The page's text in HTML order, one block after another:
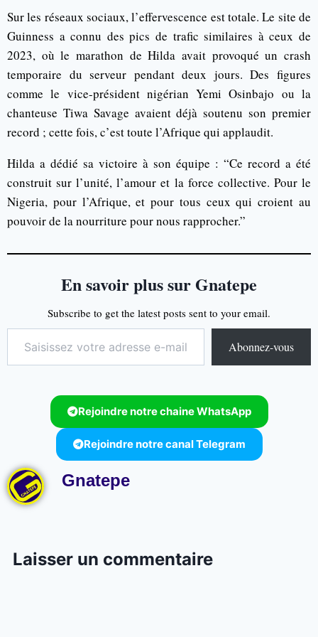
Sur les réseaux sociaux, l’effervescence est totale. Le site de
Guinness a connu des pics de trafic similaires à ceux de
2023, où le marathon de Hilda avait provoqué un crash
temporaire du serveur pendant deux jours. Des figures
comme le vice-président nigérian Yemi Osinbajo ou la
chanteuse Tiwa Savage avaient déjà soutenu son premier
record ; cette fois, c’est toute l’Afrique qui applaudit.
Hilda a dédié sa victoire à son équipe : “Ce record a été
construit sur l’unité, l’amour et la force collective. Pour le
Nigeria, pour l’Afrique, et pour tous ceux qui croient au
pouvoir de la nourriture pour nous rapprocher.”
En savoir plus sur Gnatepe
Subscribe to get the latest posts sent to your email.
Abonnez-vous
Rejoindre notre chaine WhatsApp
Rejoindre notre canal Telegram
Gnatepe
Laisser un commentaire